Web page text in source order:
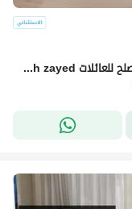
شقة مفروشة للإيجار اليومي في بيفرلي هيلز تصلح للعائلات elshikh zayed